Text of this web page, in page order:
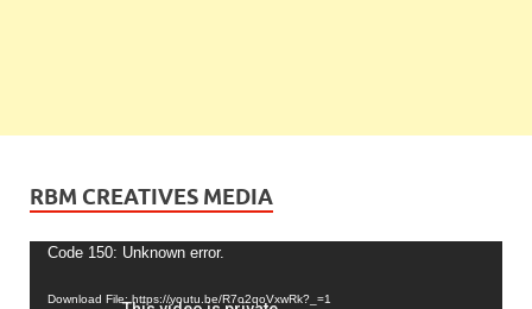
RBM CREATIVES MEDIA
Video
Code 150: Unknown error.
Download File: https://youtu.be/R7o2qoVxwRk?_=1